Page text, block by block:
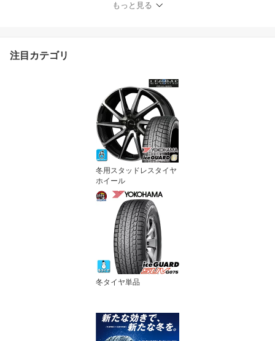
もっと見る
注目カテゴリ
冬用スタッドレスタイヤ
ホイール
冬タイヤ単品